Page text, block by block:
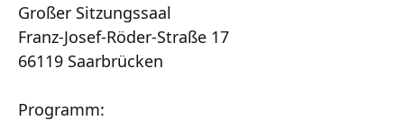
Großer Sitzungssaal
Franz-Josef-Röder-Straße 17
66119 Saarbrücken
Programm: